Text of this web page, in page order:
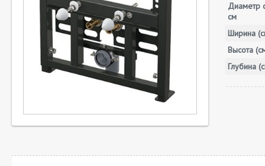
Диаметр
см
Ширина
Высота
Глубина